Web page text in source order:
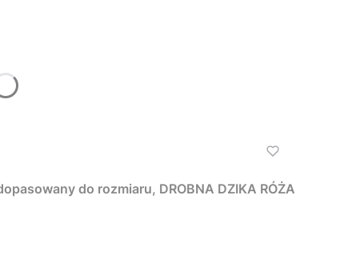
do rozmiaru, DROBNA DZIKA RÓŻA